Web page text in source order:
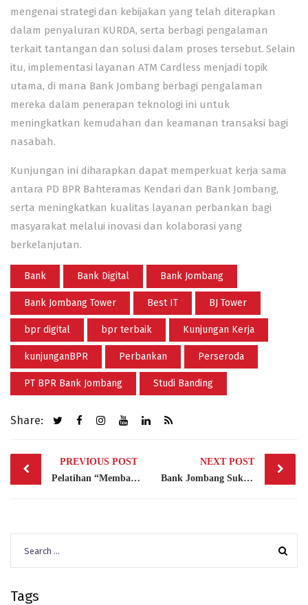
mengenai strategi dan kebijakan yang telah diterapkan
dalam penyaluran KURDA, serta berbagi pengalaman
terkait tantangan dan solusi dalam proses tersebut. Selain
itu, implementasi layanan ATM Cardless menjadi topik
utama, di mana Bank Jombang berbagi pengalaman
mereka dalam penerapan teknologi ini untuk
meningkatkan kemudahan dan keamanan transaksi bagi
nasabah.
Kunjungan ini diharapkan dapat memperkuat kerja sama
antara PD BPR Bahteramas Kendari dan Bank Jombang,
serta meningkatkan kualitas layanan perbankan bagi
masyarakat melalui inovasi dan kolaborasi yang
berkelanjutan.
Bank Bank Digital Bank Jombang
Bank Jombang Tower Best IT BJ Tower
bpr digital bpr terbaik Kunjungan Kerja
kunjunganBPR Perbankan Perseroda
PT BPR Bank Jombang Studi Banding
Share:
Post
navigation
PREVIOUS POST
Pelatihan “Membangun Ekosistem Keuangan yang Sehat” Bersama BPR Mitra dan Bank Jombang
NEXT POST
Bank Jombang Sukses Gelar Penarikan Simarmas Umroh & Emas, Scoopy, dan Simarmas Hoki
for:
Tags